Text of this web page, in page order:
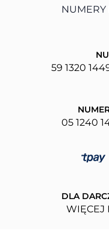
NUMERY
59 1320
05 1240
DLA
WIĘCEJ